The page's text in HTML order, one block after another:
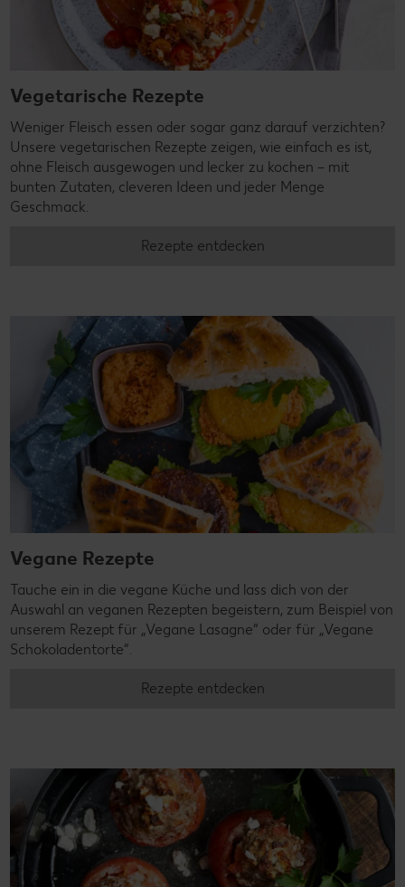
Vegetarische Rezepte
Weniger Fleisch essen oder sogar ganz darauf verzichten?
Unsere vegetarischen Rezepte zeigen, wie einfach es ist,
ohne Fleisch ausgewogen und lecker zu kochen – mit
bunten Zutaten, cleveren Ideen und jeder Menge
Geschmack.
Rezepte entdecken
Vegane Rezepte
Tauche ein in die vegane Küche und lass dich von der
Auswahl an veganen Rezepten begeistern, zum Beispiel von
unserem Rezept für „Vegane Lasagne“ oder für „Vegane
Schokoladentorte“.
Rezepte entdecken